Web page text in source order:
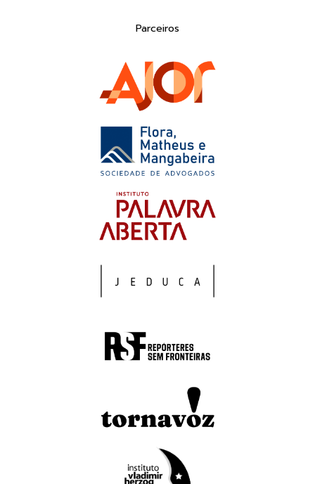
Parceiros